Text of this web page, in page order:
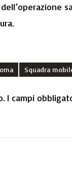
Squadra
I campi